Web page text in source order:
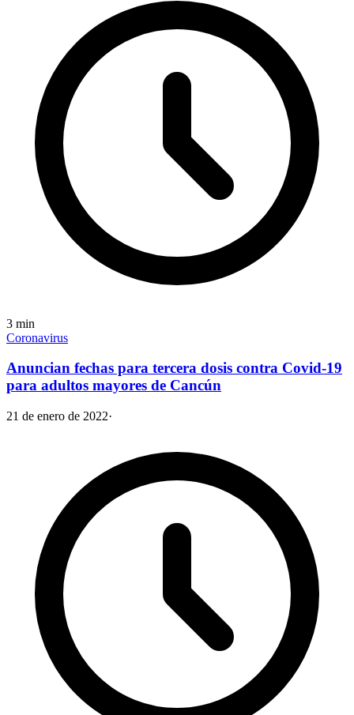
3 min
Coronavirus
Anuncian fechas para tercera dosis contra Covid-19
para adultos mayores de Cancún
21 de enero de 2022·